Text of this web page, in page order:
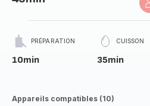
PRÉPARATION
10min
CUISSON
35min
Appareils compatibles (10)